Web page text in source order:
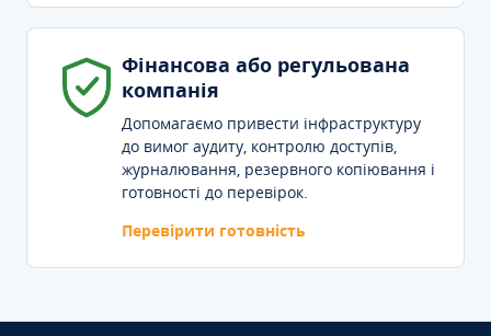
Фінансова або регульована
компанія
Допомагаємо привести інфраструктуру
до вимог аудиту, контролю доступів,
журналювання, резервного копіювання і
готовності до перевірок.
Перевірити готовність